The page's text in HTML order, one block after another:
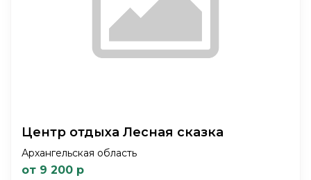
Центр отдыха Лесная сказка
Архангельская область
от 9 200 р